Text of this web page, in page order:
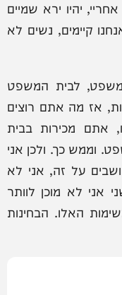
יהיו ירא שמיים
קיימים, נשים לא
לבית המשפט
אז מה אתם רוצים
אתם מכירות בבית
וממש כך. ולכן אני
על זה, אני לא
אני לא מוכן לוותר
האלו. הבחינות